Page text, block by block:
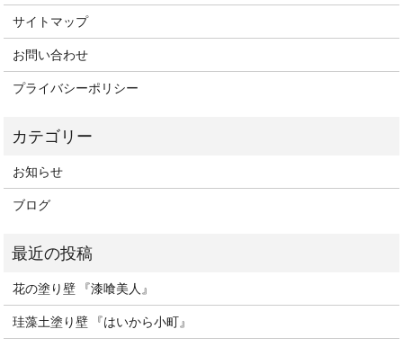
サイトマップ
お問い合わせ
プライバシーポリシー
お知らせ
ブログ
花の塗り壁 『漆喰美人』
珪藻土塗り壁 『はいから小町』